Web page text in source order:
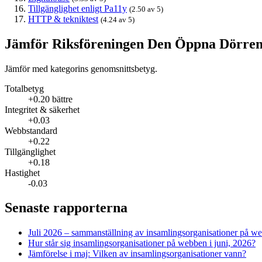
Tillgänglighet enligt Pa11y (2.50 av 5)
HTTP & tekniktest (4.24 av 5)
Jämför Riksföreningen Den Öppna Dörren
Jämför med kategorins genomsnittsbetyg.
Totalbetyg
+0.20 bättre
Integritet & säkerhet
+0.03
Webbstandard
+0.22
Tillgänglighet
+0.18
Hastighet
-0.03
Senaste rapporterna
Juli 2026 – sammanställning av insamlings­organisationer på
Hur står sig insamlings­organisationer på webben i juni, 2026?
Jämförelse i maj: Vilken av insamlings­organisationer vann?